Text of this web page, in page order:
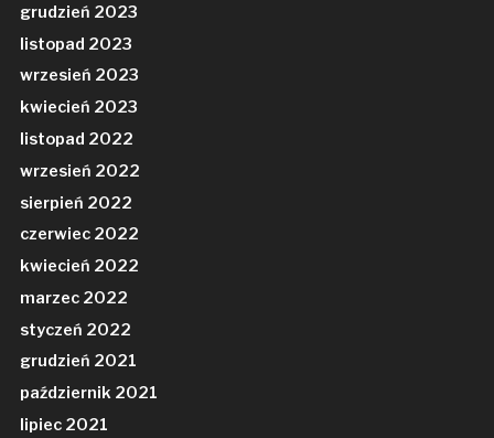
grudzień 2023
listopad 2023
wrzesień 2023
kwiecień 2023
listopad 2022
wrzesień 2022
sierpień 2022
czerwiec 2022
kwiecień 2022
marzec 2022
styczeń 2022
grudzień 2021
październik 2021
lipiec 2021